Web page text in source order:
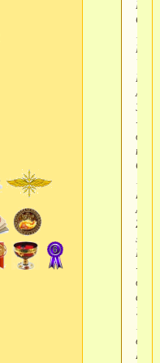
Инна
А,
- 195
дней
Zena
- 200
дней
еще!